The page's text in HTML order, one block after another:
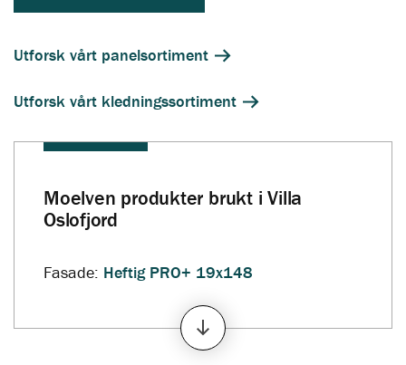
Utforsk vårt panelsortiment
Utforsk vårt kledningssortiment
Moelven produkter brukt i Villa
Oslofjord
Fasade: Heftig PRO+ 19x148
Klassisk Hvit
Sprekkpanel 13x120